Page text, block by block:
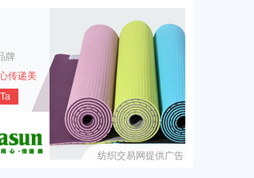
牌
传递美
纺织交易网提供广告